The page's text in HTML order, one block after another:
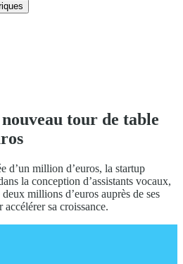
tour de table
d’un million d’euros, la startup
la conception d’assistants vocaux,
millions d’euros auprès de ses
sa croissance.